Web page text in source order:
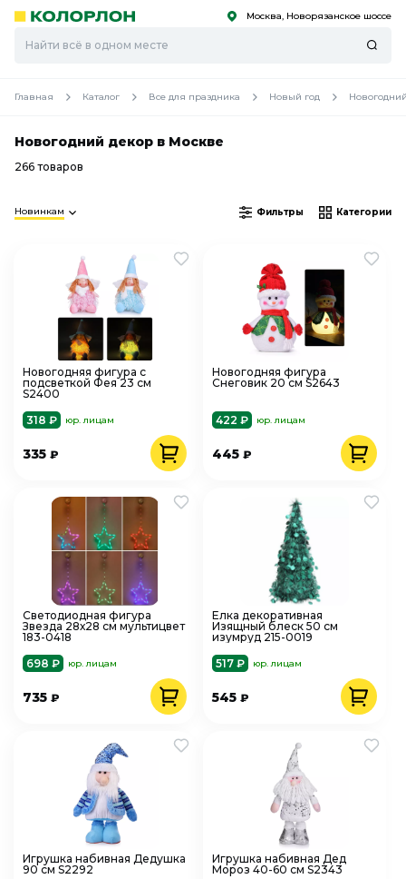
Скоро
Скоро Москва, Новорязанское шоссе
Главная Каталог Все для праздника Новый год
Новогодний декор в Москве
266 товаров
Новинкам Фильтры Категории
Новогодняя фигура с
подсветкой Фея 23 см
S2400
318 ₽
юр. лицам
335 ₽
Новогодняя фигура
Снеговик 20 см S2643
422 ₽ юр. лицам
445₽
Светодиодная фигура
Звезда 28х28 см мультицвет
183-0418
698 ₽
юр. лицам
735 ₽
Елка декоративная
Изящный блеск 50 см
изумруд 215-0019
517 ₽
юр. лицам
545₽
Игрушка набивная Дедушка
90 см S2292
Игрушка набивная Дед
Мороз 40-60 см S2343